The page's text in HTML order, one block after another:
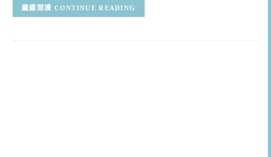
CONTINUE READING